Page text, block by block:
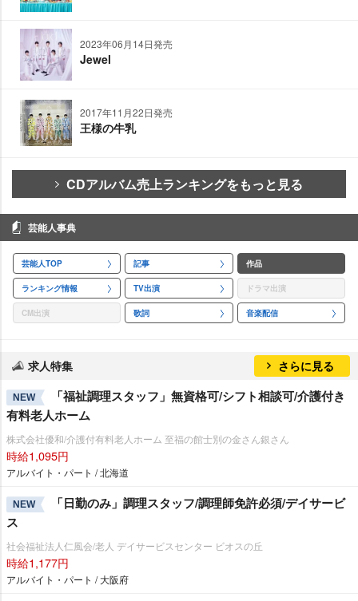
2023年06月14日発売
Jewel
2017年11月22日発売
王様の牛乳
CDアルバム売上ランキングをもっと見る
芸能人事典
芸能人TOP 記事 作品
ランキング情報 TV出演 ドラマ出演
CM出演 歌詞 音楽配信
求人特集 さらに見る
NEW
「福祉調理スタッフ」無資格可/シフト相談可/介護付き
有料老人ホーム
株式会社優和/介護付有料老人ホーム 至福の館士別の金さん銀さん
時給1,095円
アルバイト・パート / 北海道
NEW
「日勤のみ」調理スタッフ/調理師免許必須/デイサービ
ス
社会福祉法人仁風会/老人 デイサービスセンター ビオスの丘
時給1,177円
アルバイト・パート / 大阪府